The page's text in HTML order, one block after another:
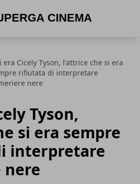
era Cicely Tyson, l'attrice che si era
rifiutata di interpretare
nere
Tyson,
si era sempre
interpretare
nere